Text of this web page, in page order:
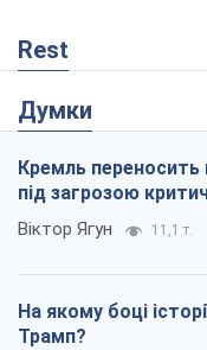
Rest
Думки
Кремль переносить
під загрозою
Віктор Ягун 11,1 т.
На якому боці
Трамп?